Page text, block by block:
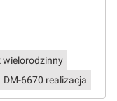
wielorodzinny
DM-6670 realizacja